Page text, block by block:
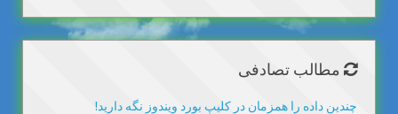
مطالب تصادفی
چندین داده را همزمان در کلیپ بورد ویندوز نگه دارید!